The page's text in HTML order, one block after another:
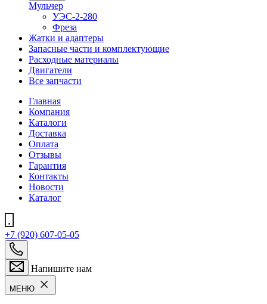
Мульчер
УЭС-2-280
Фреза
Жатки и адаптеры
Запасные части и комплектующие
Расходные материалы
Двигатели
Все запчасти
Главная
Компания
Каталоги
Доставка
Оплата
Отзывы
Гарантия
Контакты
Новости
Каталог
+7 (920) 607-05-05
Напишите нам
МЕНЮ